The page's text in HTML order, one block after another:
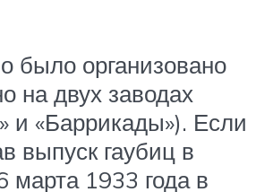
было организовано
на двух заводах
и «Баррикады»). Если
выпуск гаубиц в
марта 1933 года в